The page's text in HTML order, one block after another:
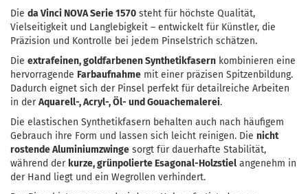
Die da Vinci NOVA Serie 1570 steht für höchste Qualität,
Vielseitigkeit und Langlebigkeit – entwickelt für Künstler, die
Präzision und Kontrolle bei jedem Pinselstrich schätzen.
Die extrafeinen, goldfarbenen Synthetikfasern kombinieren eine
hervorragende Farbaufnahme mit einer präzisen Spitzenbildung.
Dadurch eignet sich der Pinsel perfekt für detailreiche Arbeiten
in derAquarell-, Acryl-, Öl- und Gouachemalerei.
Die elastischen Synthetikfasern behalten auch nach häufigem
Gebrauch ihre Form und lassen sich leicht reinigen. Die nicht
rostende Aluminiumzwinge sorgt für dauerhafte Stabilität,
während der kurze, grünpolierte Esagonal-Holzstiel angenehm in
der Hand liegt und ein Wegrollen verhindert.